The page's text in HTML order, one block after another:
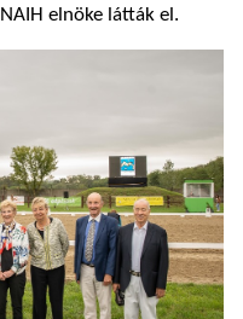
elnöke látták el.